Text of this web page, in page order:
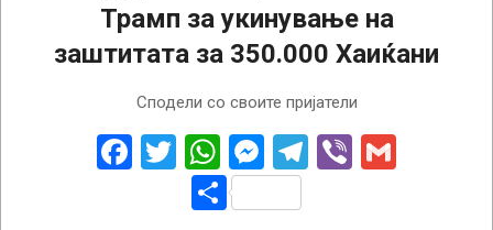
Трамп за укинување на
заштитата за 350.000 Хаиќани
Сподели со своите пријатели
Facebook
Twitter
WhatsApp
Messenger
Telegram
Viber
Share